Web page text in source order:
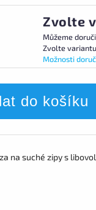
Zvolte
Můžeme
Zvolte variantu
Možnosti
do košíku
na suché zipy s